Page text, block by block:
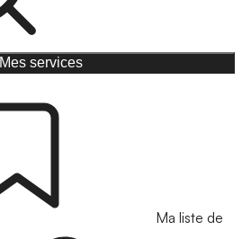
Mes services
Ma liste de